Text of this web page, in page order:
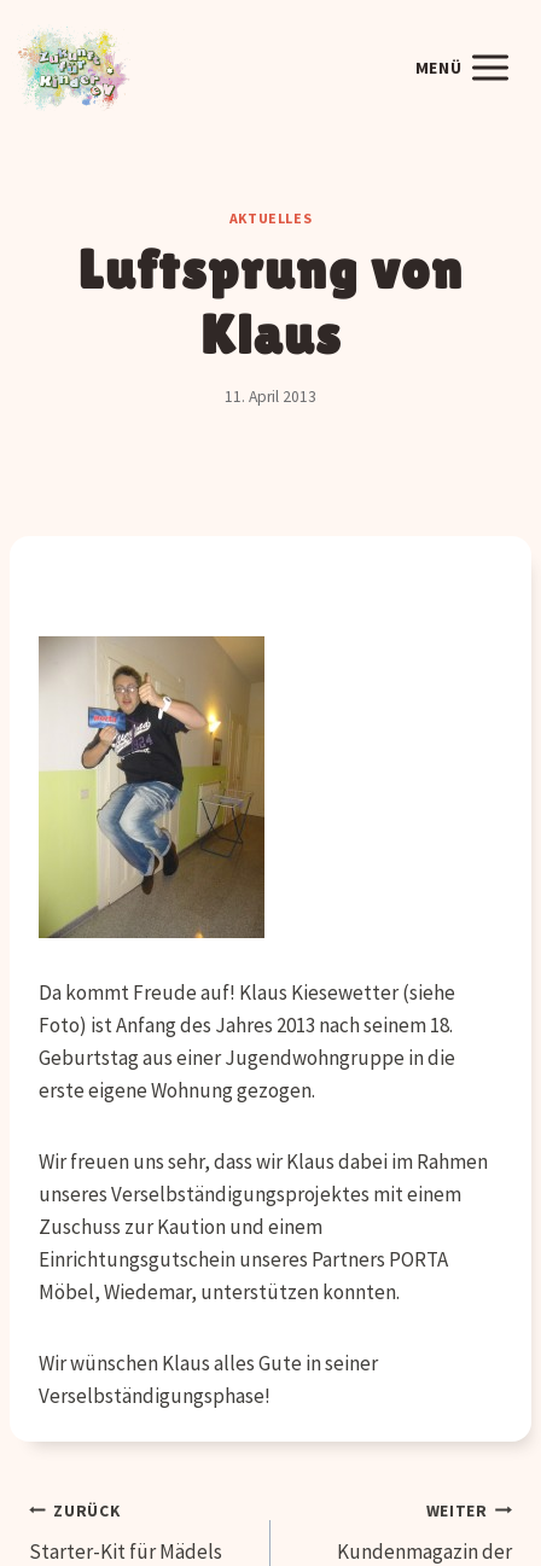
Inhalt
springen
MENÜ
AKTUELLES
Luftsprung von
Klaus
11. April 2013
Da kommt Freude auf! Klaus Kiesewetter (siehe
Foto) ist Anfang des Jahres 2013 nach seinem 18.
Geburtstag aus einer Jugendwohngruppe in die
erste eigene Wohnung gezogen.
Wir freuen uns sehr, dass wir Klaus dabei im Rahmen
unseres Verselbständigungsprojektes mit einem
Zuschuss zur Kaution und einem
Einrichtungsgutschein unseres Partners PORTA
Möbel, Wiedemar, unterstützen konnten.
Wir wünschen Klaus alles Gute in seiner
Verselbständigungsphase!
Beitragsnavigation
ZURÜCK
Starter-Kit für Mädels
WEITER
Kundenmagazin der